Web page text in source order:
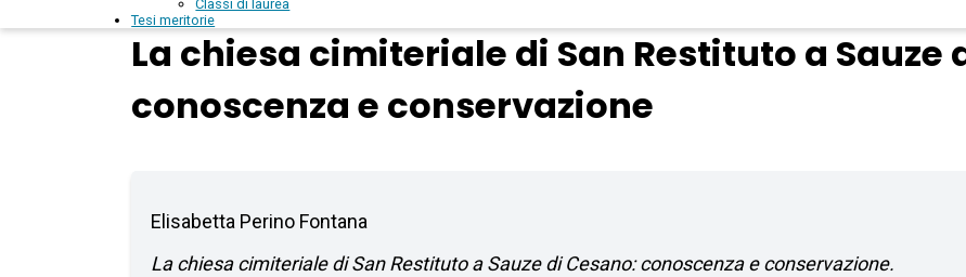
Classi di laurea
Tesi meritorie
La chiesa cimiteriale di San Restituto a Sauze
conoscenza e conservazione
Elisabetta Perino Fontana
La chiesa cimiteriale di San Restituto a Sauze di Cesano: conoscenza e conservazione.